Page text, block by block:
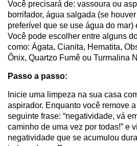
Você precisará de: vassoura ou
borrifador, água salgada (se
preferível que se use água do mar)
Você pode escolher entre alguns
como: Ágata, Cianita, Hematita,
Ônix, Quartzo Fumê ou Turmalina
Passo a passo:
Inicie uma limpeza na sua casa
aspirador. Enquanto você remove
seguinte frase: “negatividade, vá
caminho de uma vez por todas!” e
negatividade que se acumulou